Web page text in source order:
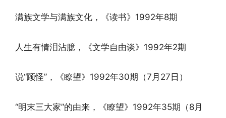
满族文学与满族文化，《读书》1992年8期
人生有情泪沾臆，《文学自由谈》1992年2期
说“顾怪”，《瞭望》1992年30期（7月27日）
“明末三大家”的由来，《瞭望》1992年35期（8月